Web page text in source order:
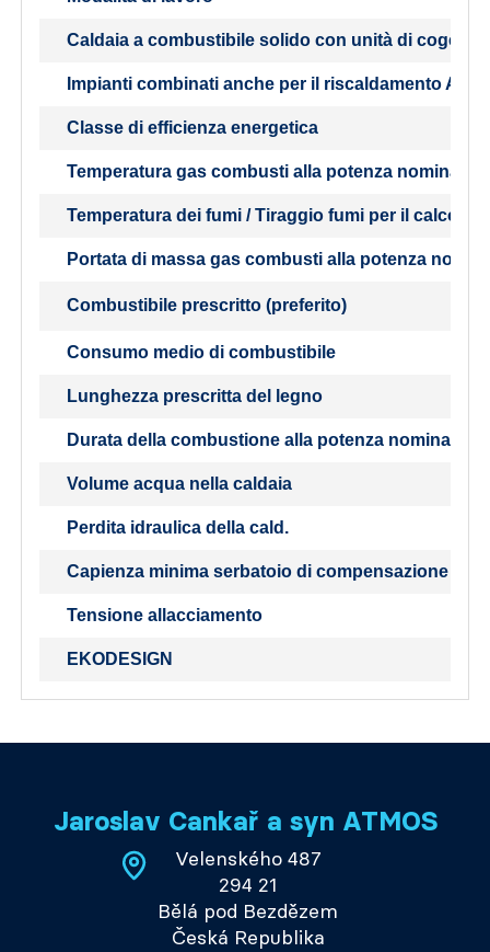
Caldaia a combustibile solido con unità di
Impianti combinati anche per il riscaldamento ACS
Classe di efficienza energetica
Temperatura gas combusti alla potenza nominale
Temperatura dei fumi / Tiraggio fumi per il calcolo
Portata di massa gas combusti alla potenza
Combustibile prescritto (preferito)
Consumo medio di combustibile
Lunghezza prescritta del legno
Durata della combustione alla potenza nominale
Volume acqua nella caldaia
Perdita idraulica della cald.
Capienza minima serbatoio di compensazione
Tensione allacciamento
EKODESIGN
Jaroslav Cankař a syn ATMOS
Velenského 487
294 21
Bělá pod Bezdězem
Česká Republika